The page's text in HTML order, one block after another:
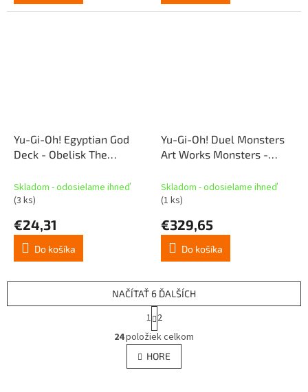
Yu-Gi-Oh! Egyptian God
Deck - Obelisk The
Skladom - odosielame ihneď
(3 ks)
€24,31
Do košíka
Yu-Gi-Oh! Duel Monsters
Art Works Monsters -
Dragon
Skladom - odosielame ihneď
(1 ks)
€329,65
Do košíka
O
v
l
á
NAČÍTAŤ 6 ĎALŠÍCH
S
t
r
á
n
k
1 2
24položiek celkom
HORE